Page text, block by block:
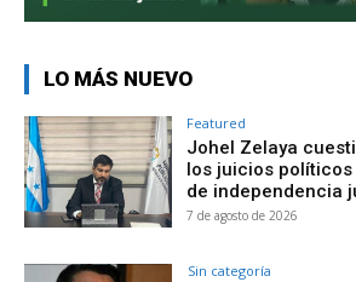
LO MÁS NUEVO
Featured
Johel Zelaya
los juicios
de independencia
7 de agosto de 2026
Sin categoría